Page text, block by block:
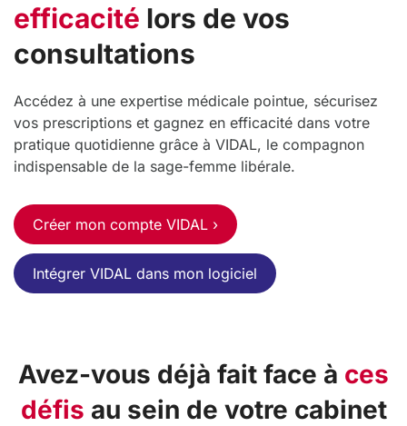
efficacité lors de vos
consultations
Accédez à une expertise médicale pointue, sécurisez
vos prescriptions et gagnez en efficacité dans votre
pratique quotidienne grâce à VIDAL, le compagnon
indispensable de la sage-femme libérale.
Créer mon compte VIDAL ›
Intégrer VIDAL dans mon logiciel
Avez-vous déjà fait face à ces
défis au sein de votre cabinet